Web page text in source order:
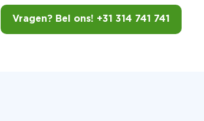
Vragen? Bel ons! +31 314 741 741